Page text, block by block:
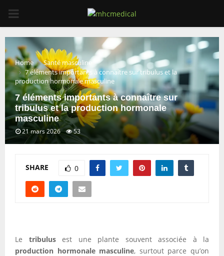
PRIMARY
MENU
Home
Santé masculine
7 éléments importants à connaître sur tribulus et la
production hormonale masculine
7 éléments importants à connaître sur
tribulus et la production hormonale
masculine
21 mars 2026 53
SHARE 0
Le tribulusest une plante souvent associée à la
production hormonale masculine, surtout parce qu’on